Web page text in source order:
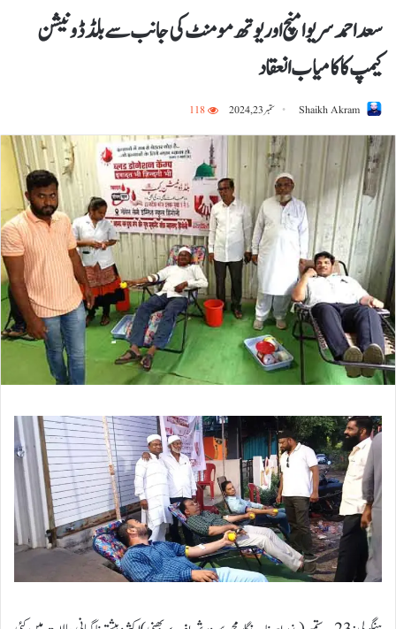
سعد احمد سر یوا منچ اور یوتھ مومنٹ کی جانب سے بلڈ ڈونیشن
کیمپ کا کامیاب انعقاد
Shaikh Akram ستمبر 23, 2024 118